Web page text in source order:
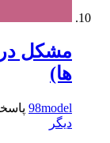
مشکل در
ها)
98model
دیگر